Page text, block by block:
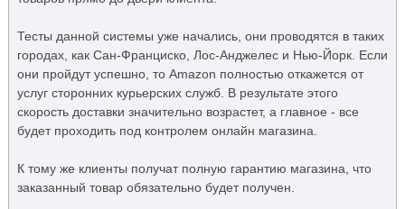
Тесты данной системы уже начались, они проводятся в таких
городах, как Сан-Франциско, Лос-Анджелес и Нью-Йорк. Если
они пройдут успешно, то Amazon полностью откажется от
услуг сторонних курьерских служб. В результате этого
скорость доставки значительно возрастет, а главное - все
будет проходить под контролем онлайн магазина.
К тому же клиенты получат полную гарантию магазина, что
заказанный товар обязательно будет получен.